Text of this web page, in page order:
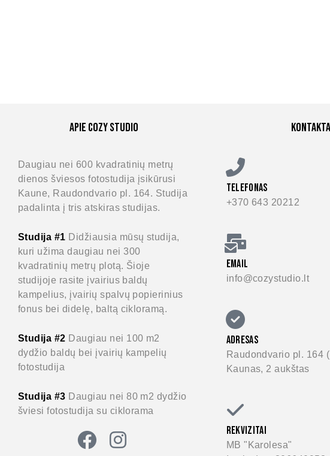
Apie Cozy Studio
Daugiau nei 600 kvadratinių metrų
dienos šviesos fotostudija įsikūrusi
Kaune, Raudondvario pl. 164. Studija
padalinta į tris atskiras studijas.
Studija #1 Didžiausia mūsų studija,
kuri užima daugiau nei 300
kvadratinių metrų plotą. Šioje
studijoje rasite įvairius baldų
kampelius, įvairių spalvų popierinius
fonus bei didelę, baltą cikloramą.
Studija #2 Daugiau nei 100 m2
dydžio baldų bei įvairių kampelių
fotostudija
Studija #3 Daugiau nei 80 m2 dydžio
šviesi fotostudija su ciklorama
TELEFONAS
+370 643 20212
EMAIL
info@cozystudio.lt
ADRESAS
Raudondvario pl. 164
Kaunas, 2 aukštas
REKVIZITAI
MB "Karolesa"